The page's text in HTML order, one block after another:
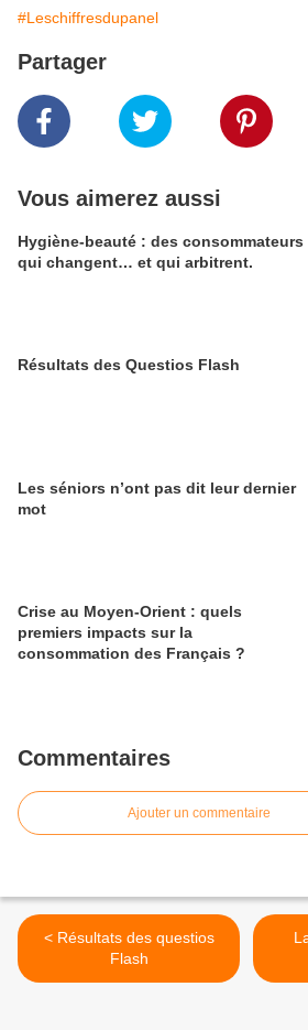
#Leschiffresdupanel
Partager
Vous aimerez aussi
Hygiène-beauté : des consommateurs
qui changent… et qui arbitrent.
Résultats des Questios Flash
Les séniors n’ont pas dit leur dernier
mot
Crise au Moyen-Orient : quels
premiers impacts sur la
consommation des Français ?
Commentaires
Ajouter un commentaire
< Résultats des questios
Flash